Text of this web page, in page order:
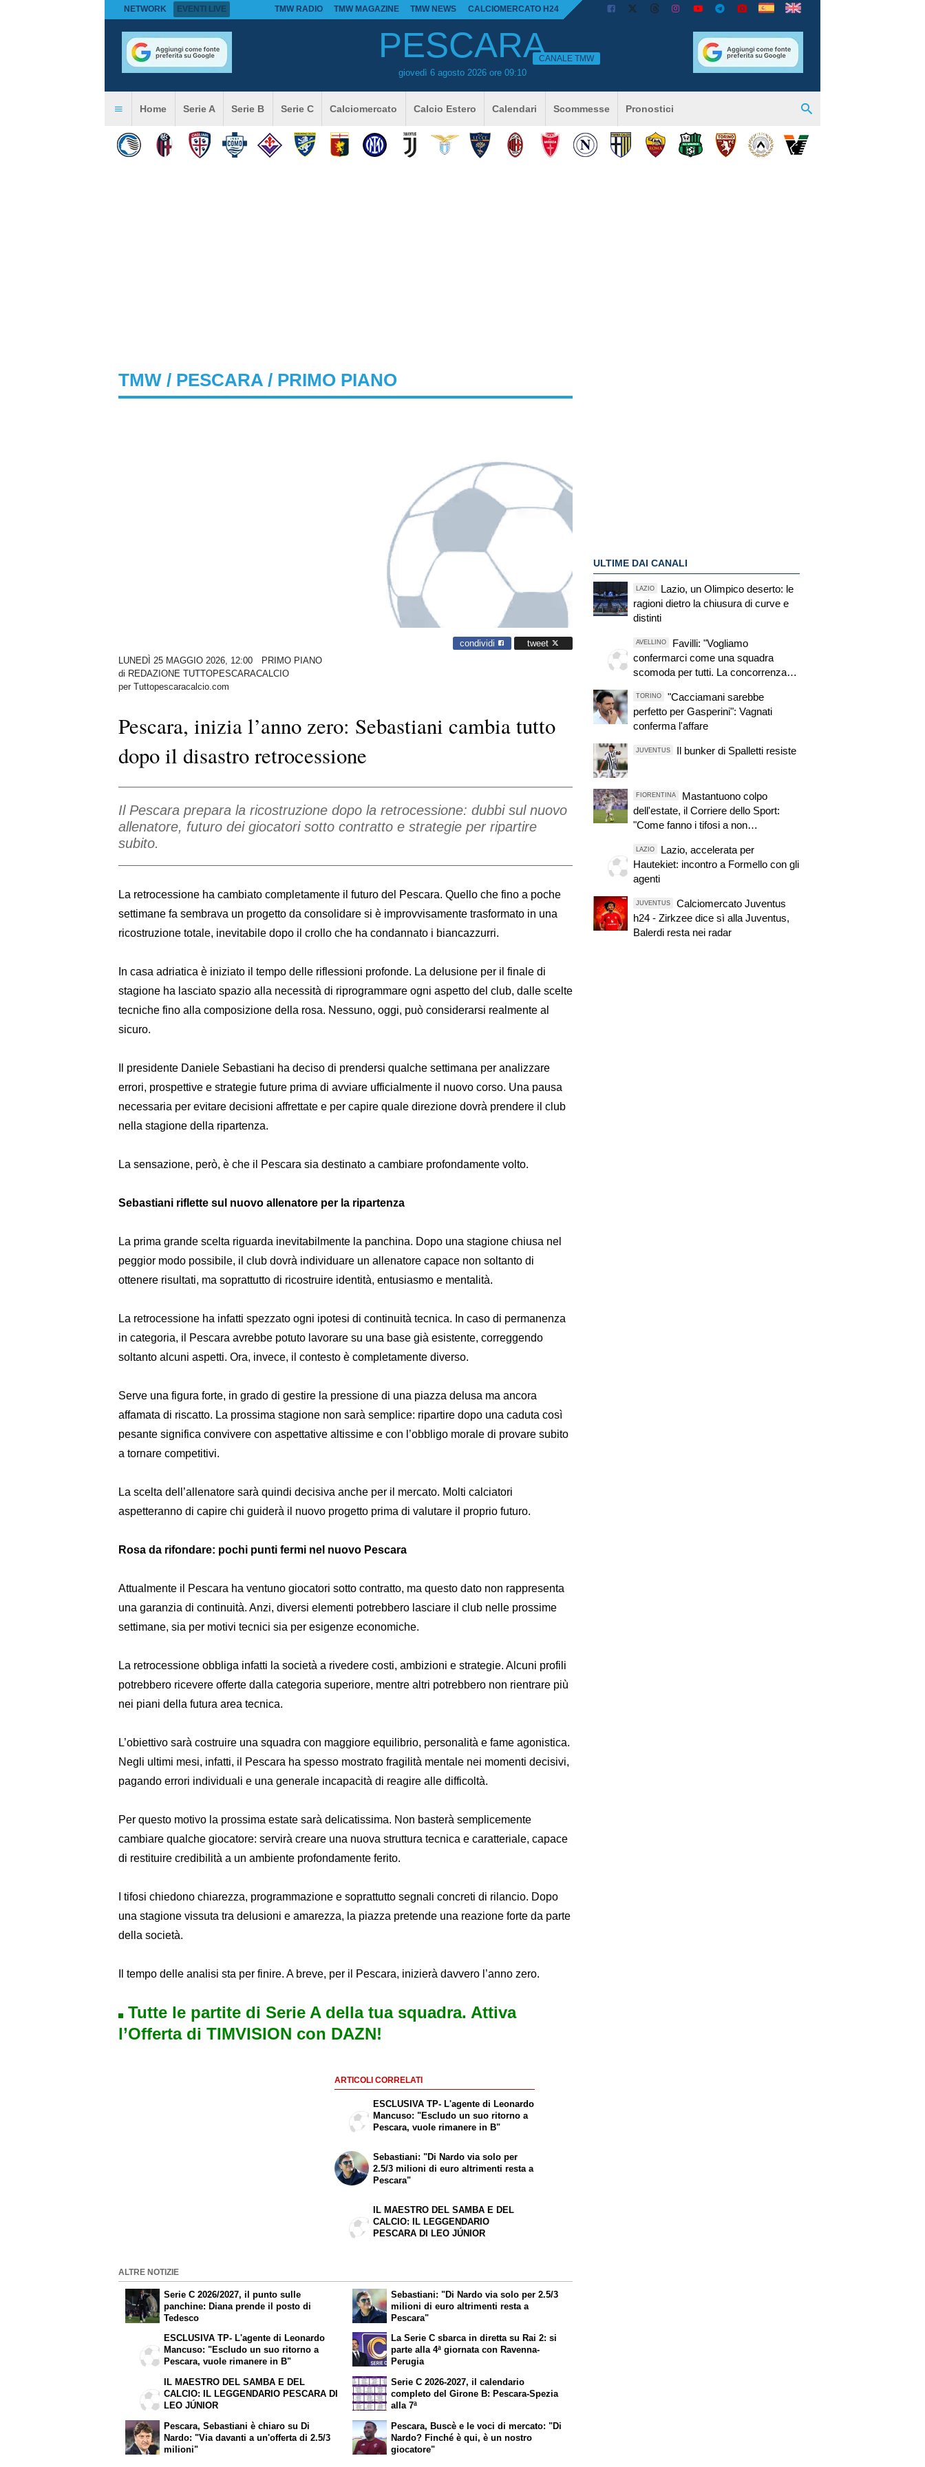
NETWORK EVENTI LIVE TMW RADIO TMW MAGAZINE TMW NEWS CALCIOMERCATO H24
PESCARA
giovedì 6 agosto 2026 ore 09:10
CANALE TMW
Home Serie A Serie B Serie C Calciomercato Calcio Estero Calendari Scommesse Pronostici
TMW / PESCARA / PRIMO PIANO
condividi
tweet
LUNEDÌ 25 MAGGIO 2026, 12:00
PRIMO PIANO
di REDAZIONE TUTTOPESCARACALCIO
per Tuttopescaracalcio.com
Pescara, inizia l’anno zero: Sebastiani cambia tutto
dopo il disastro retrocessione
Il Pescara prepara la ricostruzione dopo la retrocessione: dubbi sul nuovo
allenatore, futuro dei giocatori sotto contratto e strategie per ripartire
subito.
La retrocessione ha cambiato completamente il futuro del Pescara. Quello che fino a poche
settimane fa sembrava un progetto da consolidare si è improvvisamente trasformato in una
ricostruzione totale, inevitabile dopo il crollo che ha condannato i biancazzurri.
In casa adriatica è iniziato il tempo delle riflessioni profonde. La delusione per il finale di
stagione ha lasciato spazio alla necessità di riprogrammare ogni aspetto del club, dalle scelte
tecniche fino alla composizione della rosa. Nessuno, oggi, può considerarsi realmente al
sicuro.
Il presidente Daniele Sebastiani ha deciso di prendersi qualche settimana per analizzare
errori, prospettive e strategie future prima di avviare ufficialmente il nuovo corso. Una pausa
necessaria per evitare decisioni affrettate e per capire quale direzione dovrà prendere il club
nella stagione della ripartenza.
La sensazione, però, è che il Pescara sia destinato a cambiare profondamente volto.
Sebastiani riflette sul nuovo allenatore per la ripartenza
La prima grande scelta riguarda inevitabilmente la panchina. Dopo una stagione chiusa nel
peggior modo possibile, il club dovrà individuare un allenatore capace non soltanto di
ottenere risultati, ma soprattutto di ricostruire identità, entusiasmo e mentalità.
La retrocessione ha infatti spezzato ogni ipotesi di continuità tecnica. In caso di permanenza
in categoria, il Pescara avrebbe potuto lavorare su una base già esistente, correggendo
soltanto alcuni aspetti. Ora, invece, il contesto è completamente diverso.
Serve una figura forte, in grado di gestire la pressione di una piazza delusa ma ancora
affamata di riscatto. La prossima stagione non sarà semplice: ripartire dopo una caduta così
pesante significa convivere con aspettative altissime e con l’obbligo morale di provare subito
a tornare competitivi.
La scelta dell’allenatore sarà quindi decisiva anche per il mercato. Molti calciatori
aspetteranno di capire chi guiderà il nuovo progetto prima di valutare il proprio futuro.
Rosa da rifondare: pochi punti fermi nel nuovo Pescara
Attualmente il Pescara ha ventuno giocatori sotto contratto, ma questo dato non rappresenta
una garanzia di continuità. Anzi, diversi elementi potrebbero lasciare il club nelle prossime
settimane, sia per motivi tecnici sia per esigenze economiche.
La retrocessione obbliga infatti la società a rivedere costi, ambizioni e strategie. Alcuni profili
potrebbero ricevere offerte dalla categoria superiore, mentre altri potrebbero non rientrare più
nei piani della futura area tecnica.
L’obiettivo sarà costruire una squadra con maggiore equilibrio, personalità e fame agonistica.
Negli ultimi mesi, infatti, il Pescara ha spesso mostrato fragilità mentale nei momenti decisivi,
pagando errori individuali e una generale incapacità di reagire alle difficoltà.
Per questo motivo la prossima estate sarà delicatissima. Non basterà semplicemente
cambiare qualche giocatore: servirà creare una nuova struttura tecnica e caratteriale, capace
di restituire credibilità a un ambiente profondamente ferito.
I tifosi chiedono chiarezza, programmazione e soprattutto segnali concreti di rilancio. Dopo
una stagione vissuta tra delusioni e amarezza, la piazza pretende una reazione forte da parte
della società.
Il tempo delle analisi sta per finire. A breve, per il Pescara, inizierà davvero l’anno zero.
Tutte le partite di Serie A della tua squadra. Attiva
l’Offerta di TIMVISION con DAZN!
ARTICOLI CORRELATI
ESCLUSIVA TP- L'agente di Leonardo
Mancuso: "Escludo un suo ritorno a
Pescara, vuole rimanere in B"
Sebastiani: "Di Nardo via solo per
2.5/3 milioni di euro altrimenti resta a
Pescara"
IL MAESTRO DEL SAMBA E DEL
CALCIO: IL LEGGENDARIO
PESCARA DI LEO JÚNIOR
ALTRE NOTIZIE
Serie C 2026/2027, il punto sulle
panchine: Diana prende il posto di
Tedesco
ESCLUSIVA TP- L'agente di Leonardo
Mancuso: "Escludo un suo ritorno a
Pescara, vuole rimanere in B"
Sebastiani: "Di Nardo via solo per 2.5/3
milioni di euro altrimenti resta a
Pescara"
La Serie C sbarca in diretta su Rai 2: si
parte alla 4ª giornata con Ravenna-
Perugia
IL MAESTRO DEL SAMBA E DEL
CALCIO: IL LEGGENDARIO PESCARA DI
LEO JÚNIOR
Pescara, Sebastiani è chiaro su Di
Nardo: "Via davanti a un'offerta di 2.5/3
milioni"
Serie C 2026-2027, il calendario
completo del Girone B: Pescara-Spezia
alla 7ª
Pescara, Buscè e le voci di mercato: "Di
Nardo? Finché è qui, è un nostro
giocatore"
ULTIME DAI CANALI
LAZIO
Lazio, un Olimpico deserto: le
ragioni dietro la chiusura di curve e
distinti
AVELLINO
Favilli: "Vogliamo
confermarci come una squadra
scomoda per tutti. La concorrenza
TORINO
"Cacciamani sarebbe
perfetto per Gasperini": Vagnati
conferma l'affare
JUVENTUS Il bunker di Spalletti resiste
FIORENTINA
Mastantuono colpo
dell'estate, il Corriere dello Sport:
"Come fanno i tifosi a non
LAZIO
Lazio, accelerata per
Hautekiet: incontro a Formello con gli
agenti
JUVENTUS
Calciomercato Juventus
h24 - Zirkzee dice sì alla Juventus,
Balerdi resta nei radar